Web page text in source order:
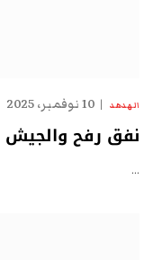
الهدهد 10 نوفمبر، 2025
نفق رفح والجيش
…